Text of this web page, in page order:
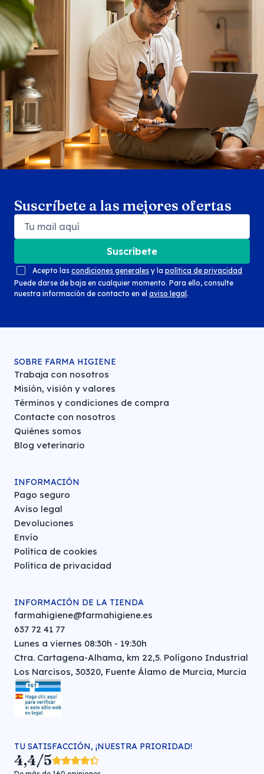
Suscríbete a las mejores ofertas
Suscríbete
Acepto las condiciones generales y la política de privacidad
Puede darse de baja en cualquier momento. Para ello, consulte
nuestra información de contacto en el aviso legal .
Search products
SOBRE FARMA HIGIENE
Trabaja con nosotros
Misión, visión y valores
Términos y condiciones de compra
Contacte con nosotros
Quiénes somos
Blog veterinario
INFORMACIÓN
Pago seguro
Aviso legal
Devoluciones
Envío
Política de cookies
Política de privacidad
INFORMACIÓN DE LA TIENDA
farmahigiene@farmahigiene.es
637 72 41 77
Lunes a viernes 08:30h - 19:30h
Ctra. Cartagena-Alhama, km 22,5. Polígono Industrial
Los Narcisos, 30320, Fuente Álamo de Murcia, Murcia
TU SATISFACCIÓN, ¡NUESTRA PRIORIDAD!
4,4/5